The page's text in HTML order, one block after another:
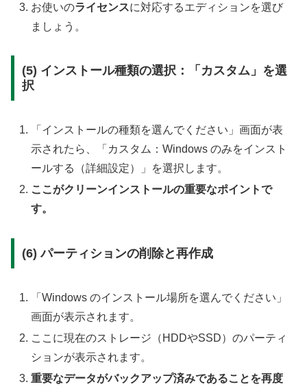
お使いのライセンスに対応するエディションを選び
ましょう。
(5) インストール種類の選択：「カスタム」を選
択
「インストールの種類を選んでください」画面が表
示されたら、「カスタム：Windows のみをインスト
ールする（詳細設定）」を選択します。
ここがクリーンインストールの重要なポイントで
す。
(6) パーティションの削除と再作成
「Windows のインストール場所を選んでください」
画面が表示されます。
ここに現在のストレージ（HDDやSSD）のパーティ
ションが表示されます。
重要なデータがバックアップ済みであることを再度